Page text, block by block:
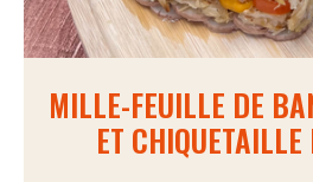
MILLE-FEUILLE DE
ET